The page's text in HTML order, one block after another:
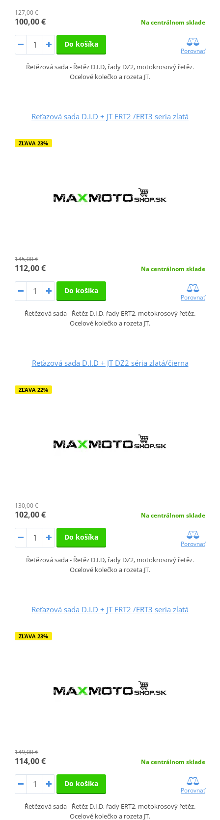
127,00 €
100,00 € Na centrálnom sklade
Do košíka
Porovnať
Řetězová sada - Řetěz D.I.D, řady DZ2, motokrosový řetěz.
Ocelové kolečko a rozeta JT.
Reťazová sada D.I.D + JT ERT2 /ERT3 seria zlatá
ZĽAVA 23%
145,00 €
112,00 € Na centrálnom sklade
Do košíka
Porovnať
Řetězová sada - Řetěz D.I.D, řady ERT2, motokrosový řetěz.
Ocelové kolečko a rozeta JT.
Reťazová sada D.I.D + JT DZ2 séria zlatá/čierna
ZĽAVA 22%
130,00 €
102,00 € Na centrálnom sklade
Do košíka
Porovnať
Řetězová sada - Řetěz D.I.D, řady DZ2, motokrosový řetěz.
Ocelové kolečko a rozeta JT.
Reťazová sada D.I.D + JT ERT2 /ERT3 seria zlatá
ZĽAVA 23%
149,00 €
114,00 € Na centrálnom sklade
Do košíka
Porovnať
Řetězová sada - Řetěz D.I.D, řady ERT2, motokrosový řetěz.
Ocelové kolečko a rozeta JT.